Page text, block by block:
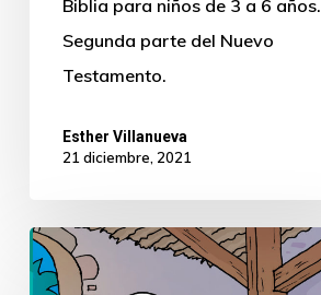
Biblia para niños de 3 a 6 años.
Segunda parte del Nuevo
Testamento.
Esther Villanueva
21 diciembre, 2021